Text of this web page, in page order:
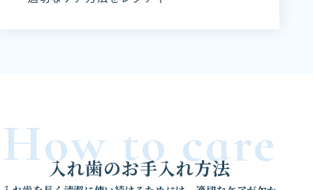
How to care
入れ歯のお手入れ方法